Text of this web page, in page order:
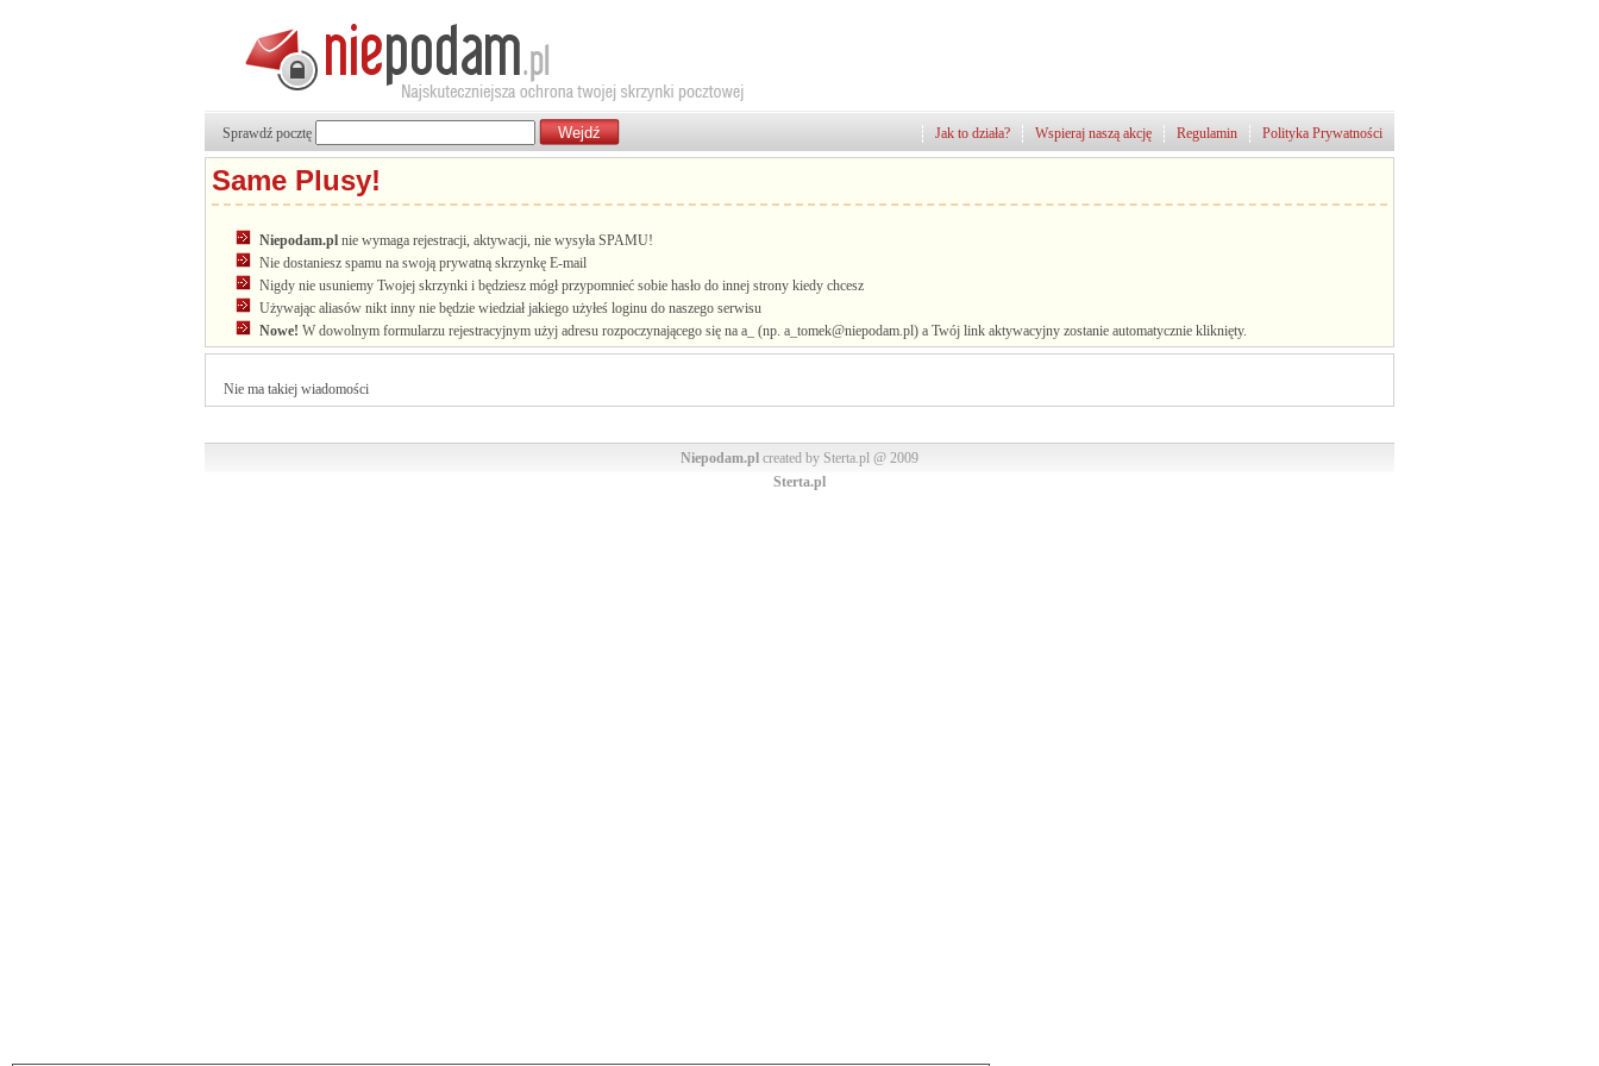
Polityka Prywatności
Regulamin
Wspieraj naszą akcję
Jak to działa?
Sprawdź pocztę
Same Plusy!
Niepodam.pl nie wymaga rejestracji, aktywacji, nie wysyła SPAMU!
Nie dostaniesz spamu na swoją prywatną skrzynkę E-mail
Nigdy nie usuniemy Twojej skrzynki i będziesz mógł przypomnieć sobie hasło do innej strony kiedy chcesz
Używając aliasów nikt inny nie będzie wiedział jakiego użyłeś loginu do naszego serwisu
Nowe! W dowolnym formularzu rejestracyjnym użyj adresu rozpoczynającego się na a_ (np. a_tomek@niepodam.pl) a Twój link aktywacyjny zostanie automatycznie kliknięty.
Nie ma takiej wiadomości
Niepodam.pl created by Sterta.pl @ 2009
Sterta.pl